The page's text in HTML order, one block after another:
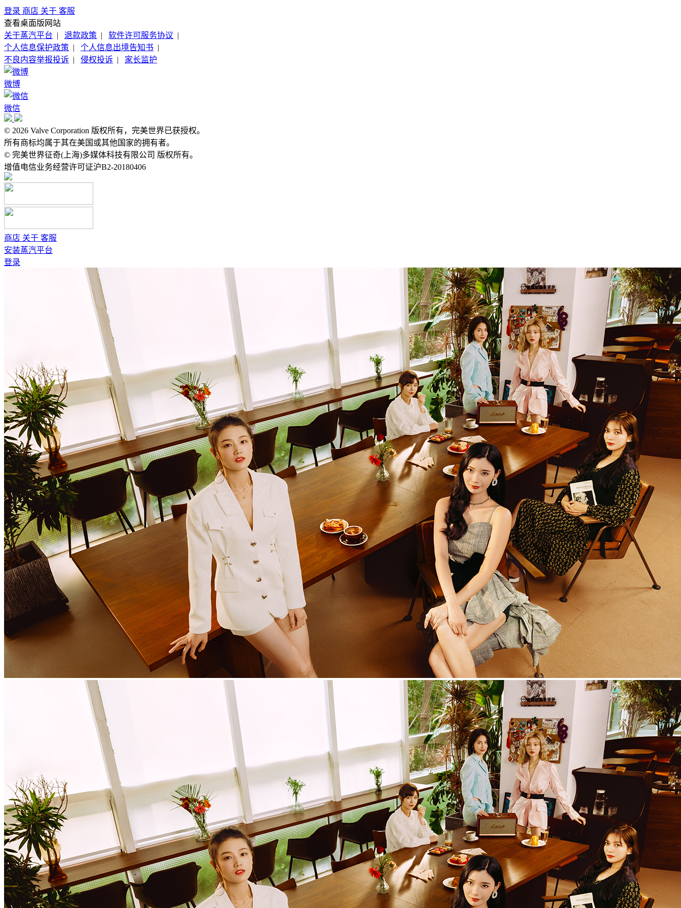
登录 商店 关于 客服
查看桌面版网站
关于蒸汽平台 | 退款政策 | 软件许可服务协议 |
个人信息保护政策 | 个人信息出境告知书 |
不良内容举报投诉 | 侵权投诉 | 家长监护
微博
微信
© 2026 Valve Corporation 版权所有，完美世界已获授权。
所有商标均属于其在美国或其他国家的拥有者。
© 完美世界征奇(上海)多媒体科技有限公司 版权所有。
增值电信业务经营许可证沪B2-20180406
商店 关于 客服
安装蒸汽平台
登录